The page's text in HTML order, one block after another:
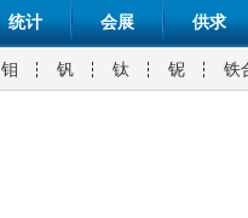
统计 会展 供求
钼 钒 钛 铌 铁